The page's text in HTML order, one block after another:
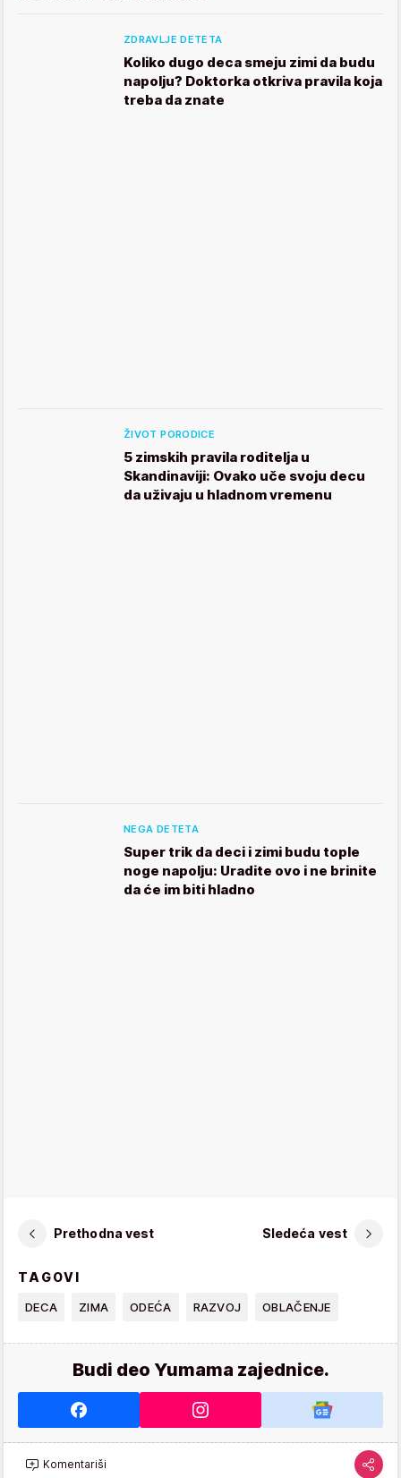
ZDRAVLJE DETETA
Koliko dugo deca smeju zimi da budu
napolju? Doktorka otkriva pravila koja
treba da znate
ŽIVOT PORODICE
5 zimskih pravila roditelja u
Skandinaviji: Ovako uče svoju decu
da uživaju u hladnom vremenu
NEGA DETETA
Super trik da deci i zimi budu tople
noge napolju: Uradite ovo i ne brinite
da će im biti hladno
Prethodna vest Sledeća vest
TAGOVI
DECA ZIMA ODEĆA RAZVOJ OBLAČENJE
Budi deo Yumama zajednice.
Komentariši